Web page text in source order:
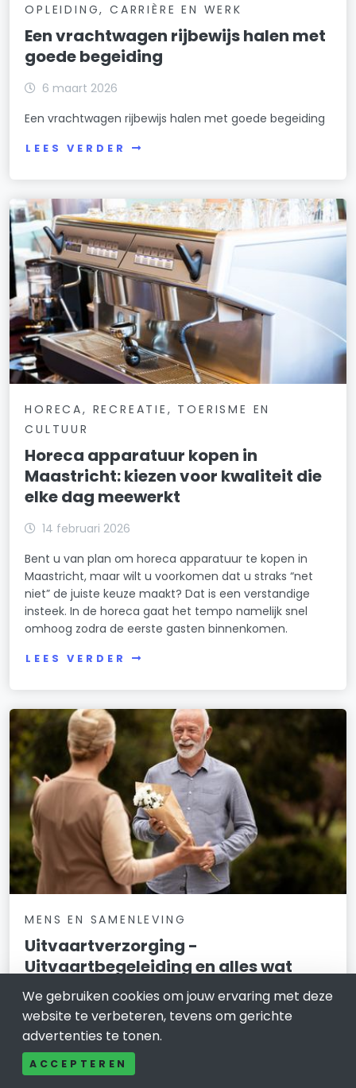
OPLEIDING, CARRIÈRE EN WERK
Een vrachtwagen rijbewijs halen met
goede begeiding
6 maart 2026
Een vrachtwagen rijbewijs halen met goede begeiding
LEES VERDER
HORECA, RECREATIE, TOERISME EN
CULTUUR
Horeca apparatuur kopen in
Maastricht: kiezen voor kwaliteit die
elke dag meewerkt
14 februari 2026
Bent u van plan om horeca apparatuur te kopen in
Maastricht, maar wilt u voorkomen dat u straks “net
niet” de juiste keuze maakt? Dat is een verstandige
insteek. In de horeca gaat het tempo namelijk snel
omhoog zodra de eerste gasten binnenkomen.
LEES VERDER
MENS EN SAMENLEVING
Uitvaartverzorging -
Uitvaartbegeleiding en alles wat
erbij komt kijken
11 februari 2026
Wat kost een begrafenis Een begrafenis is nooit fijn
maar wel een belangrijk evenement. Daarnaast kan
We gebruiken cookies om jouw ervaring met deze
website te verbeteren, tevens om gerichte
advertenties te tonen.
ACCEPTEREN